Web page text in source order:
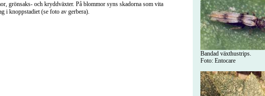
grönsaks- och kryddväxter. På blommor syns skadorna som vita
i knoppstadiet (se foto av gerbera).
Bandad växthustrips.
Foto: Entocare